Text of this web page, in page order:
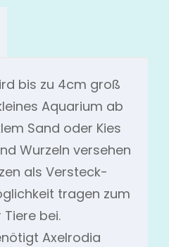
bis zu 4cm groß
Aquarium ab
Sand oder Kies
Wurzeln versehen
als Versteck-
tragen zum
bei.
Axelrodia